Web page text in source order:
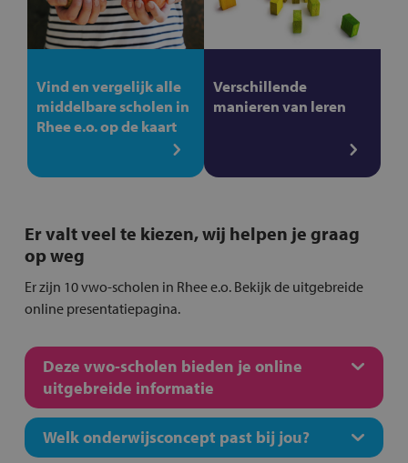
Vind en vergelijk alle
middelbare scholen in
Rhee e.o. op de kaart
Verschillende
manieren van leren
Er valt veel te kiezen, wij helpen je graag
op weg
Er zijn 10 vwo-scholen in Rhee e.o. Bekijk de uitgebreide
online presentatiepagina.
Deze vwo-scholen bieden je online
uitgebreide informatie
Welk onderwijsconcept past bij jou?